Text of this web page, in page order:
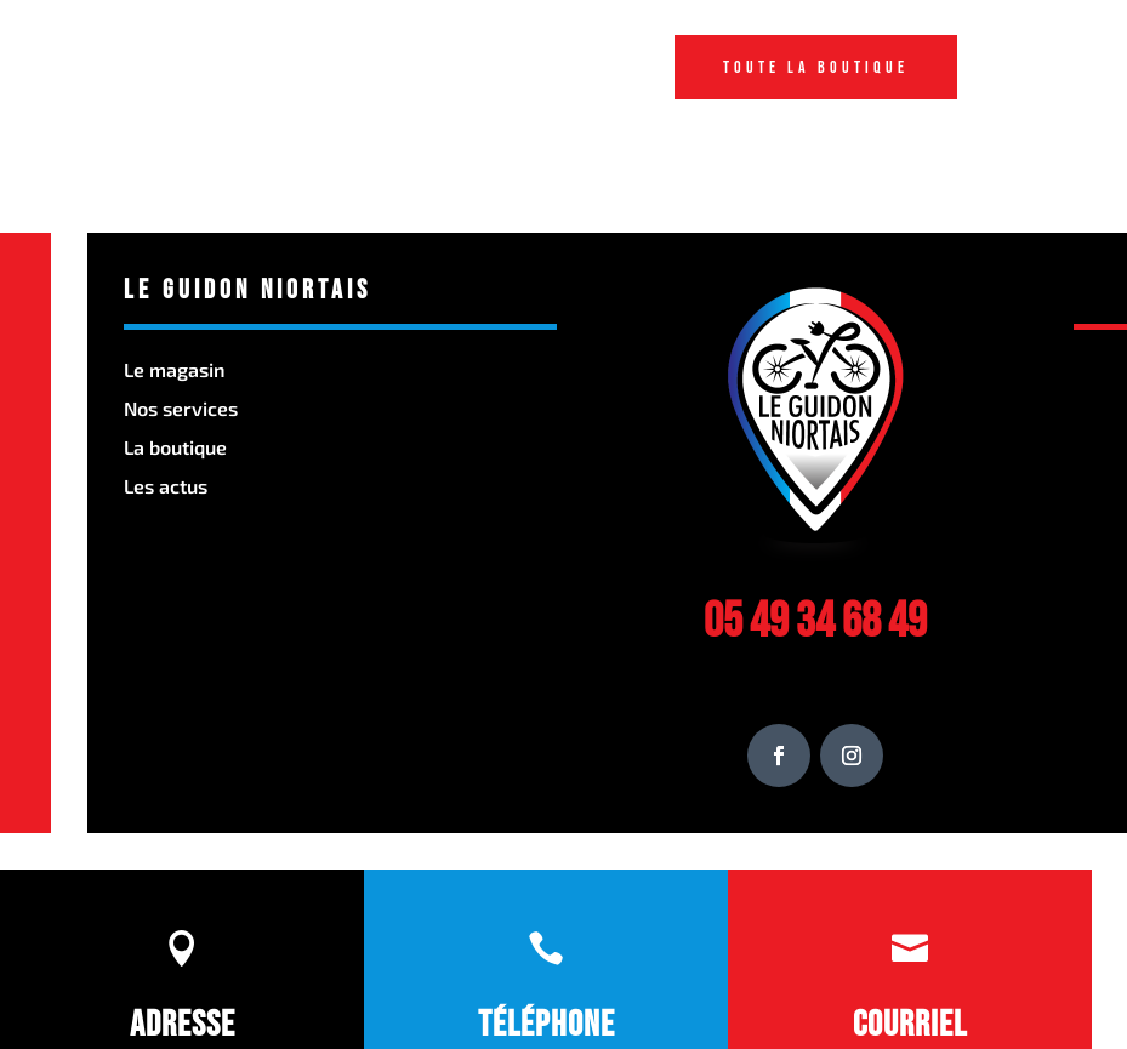
Toute la boutique
Le Guidon Niortais
Le magasin
Nos services
La boutique
Les actus
05 49 34 68 49

Adresse

Téléphone

Courriel